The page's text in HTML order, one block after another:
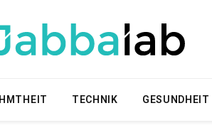
TECHNIK GESUNDHEIT